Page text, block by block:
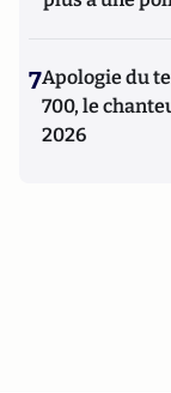
7Apologie du
700, le
2026